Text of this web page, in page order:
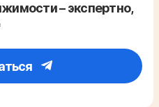
– экспертно,